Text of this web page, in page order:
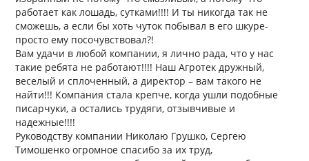
работает как лошадь, сутками!!!! И ты никогда так не
сможешь, а если бы хоть чуток побывал в его шкуре-
просто ему посочувствовал?!
Вам удачи в любой компании, я лично рада, что у нас
такие ребята не работают!!!! Наш Агротек дружный,
веселый и сплоченный, а директор – вам такого не
найти!!! Компания стала крепче, когда ушли подобные
писарчуки, а остались трудяги, отзывчивые и
надежные!!!!
Руководству компании Николаю Грушко, Сергею
Тимошенко огромное спасибо за их труд,